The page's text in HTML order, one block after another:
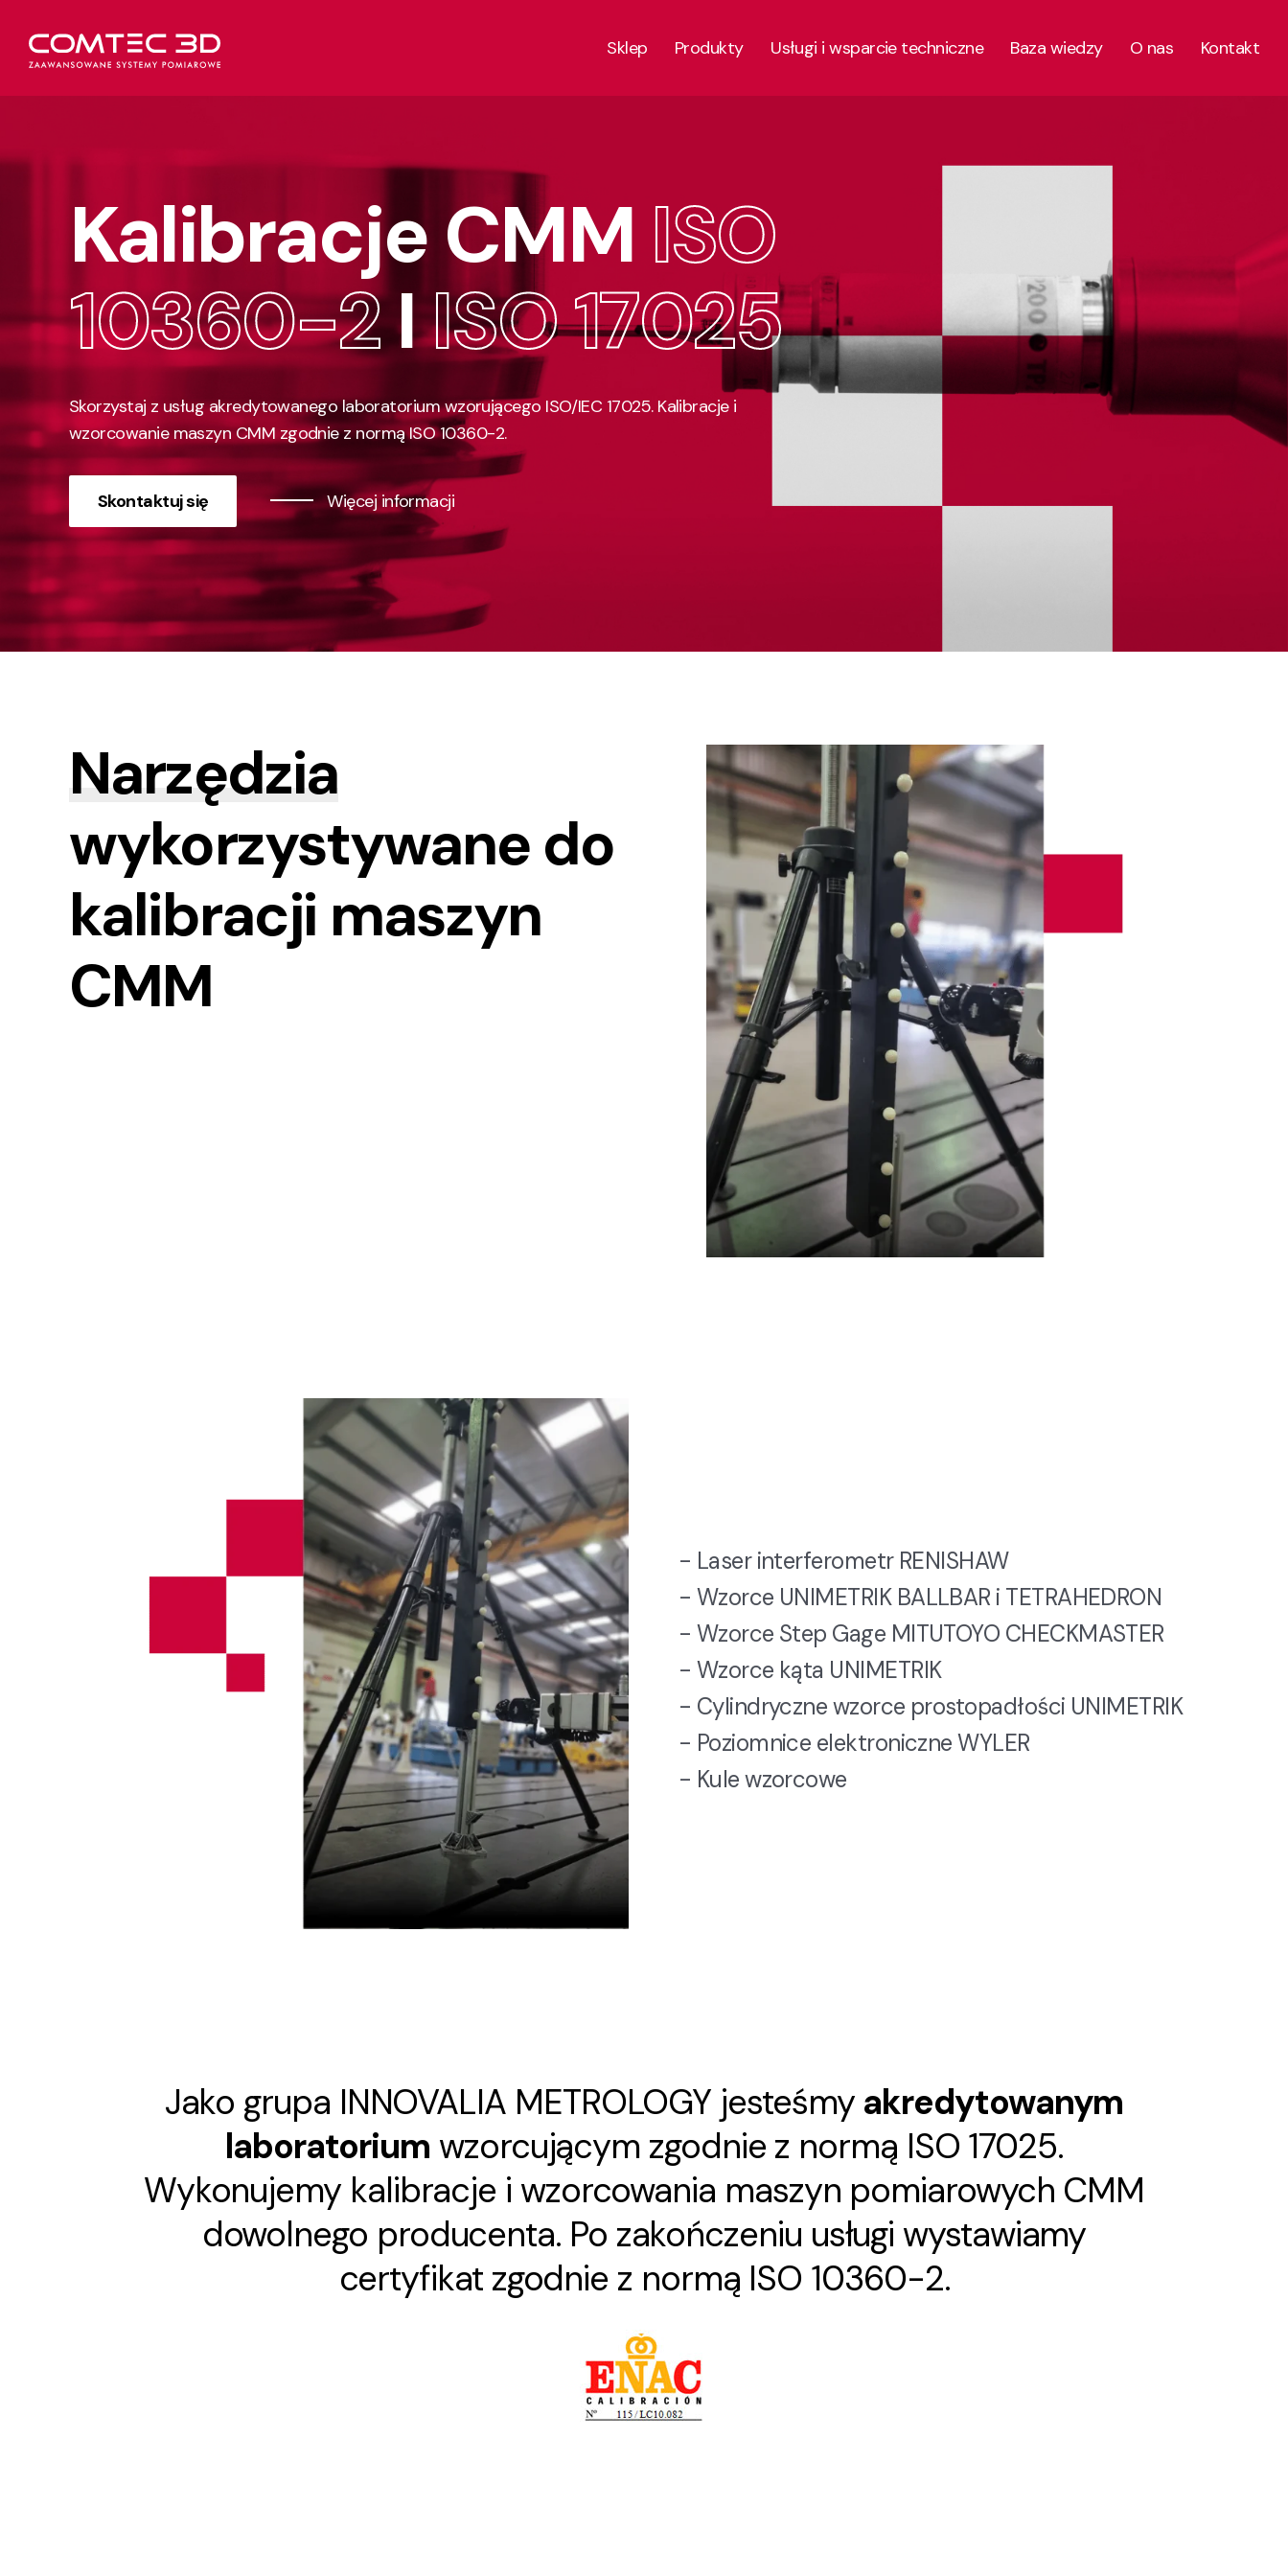
Sklep Produkty Usługi i wsparcie techniczne Baza wiedzy O nas Kontakt
Kalibracje CMM ISO
10360-2IISO 17025
Skorzystaj z usług akredytowanego laboratorium wzorującego ISO/IEC 17025. Kalibracje i
wzorcowanie maszyn CMM zgodnie z normą ISO 10360-2.
Skontaktuj się Więcej informacji
Narzędzia
wykorzystywane do
kalibracji maszyn
CMM
- Laser interferometr RENISHAW
- Wzorce UNIMETRIK BALLBAR i TETRAHEDRON
- Wzorce Step Gage MITUTOYO CHECKMASTER
- Wzorce kąta UNIMETRIK
- Cylindryczne wzorce prostopadłości UNIMETRIK
- Poziomnice elektroniczne WYLER
- Kule wzorcowe
Jako grupa INNOVALIA METROLOGY jesteśmy akredytowanym
laboratorium wzorcującym zgodnie z normą ISO 17025.
Wykonujemy kalibracje i wzorcowania maszyn pomiarowych CMM
dowolnego producenta. Po zakończeniu usługi wystawiamy
certyfikat zgodnie z normą ISO 10360-2.